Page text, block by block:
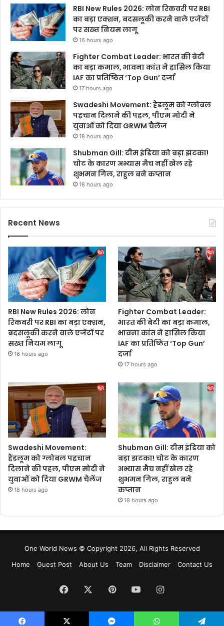
RBI New Rules 2026: लोन रिकवरी पर RBI
का बड़ा एक्शन, बदसलूकी करने वाले एजेंटों
पर सख्त नियम लागू
16 hours ago
Fighter Combat Leader: भारत की बेटी
का बड़ा कमाल, भावना कांत ने हासिल किया
IAF का प्रतिष्ठित ‘Top Gun’ दर्जा
17 hours ago
Swadeshi Movement: हैंडलूम को ग्लोबल
पहचान दिलाने की पहल, पीएम मोदी ने
युवाओं को दिया GRWM चैलेंज
18 hours ago
Shubman Gill: टीम इंडिया को बड़ा झटका!
चोट के कारण अभ्यास मैच नहीं खेल रहे
शुभमन गिल, राहुल बने कप्तान
18 hours ago
Recent News
RBI New Rules 2026: लोन
रिकवरी पर RBI का बड़ा एक्शन,
बदसलूकी करने वाले एजेंटों पर
सख्त नियम लागू
16 hours ago
Fighter Combat Leader:
भारत की बेटी का बड़ा कमाल,
भावना कांत ने हासिल किया
IAF का प्रतिष्ठित ‘Top Gun’
दर्जा
17 hours ago
Swadeshi Movement:
हैंडलूम को ग्लोबल पहचान
दिलाने की पहल, पीएम मोदी ने
युवाओं को दिया GRWM चैलेंज
18 hours ago
Shubman Gill: टीम इंडिया को
बड़ा झटका! चोट के कारण
अभ्यास मैच नहीं खेल रहे
शुभमन गिल, राहुल बने
कप्तान
18 hours ago
One World News © Copyright 2026, All Rights Reserved
Home
Guest Post About Us Team Disclaimer Contact Us
Facebook PinterestYouTubeInstagram